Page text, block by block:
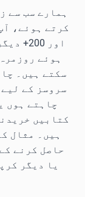
ہمارے سب سے
اور
ہوئے
سکتے ہیں۔
سروسز کے
چاہتے ہوں
کتابیں
ہیں۔ مثال